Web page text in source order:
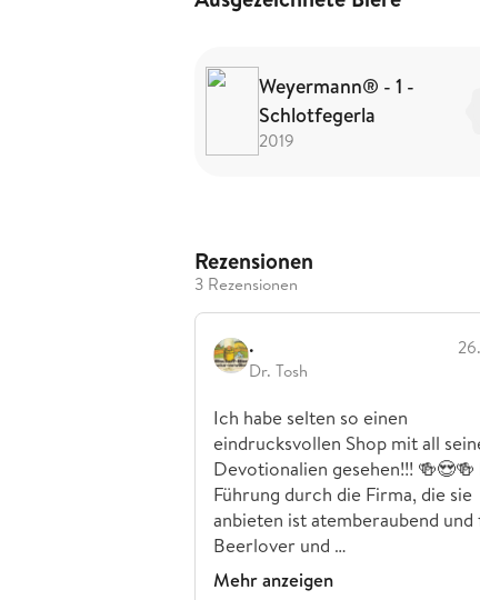
Weyermann® - 1 -
Schlotfegerla
2019
Rezensionen
3 Rezensionen
.
Dr. Tosh
Ich habe selten so einen
eindrucksvollen Shop mit all
Devotionalien gesehen!!!
Führung durch die Firma, die sie
anbieten ist atemberaubend
Beerlover und …
Mehr anzeigen